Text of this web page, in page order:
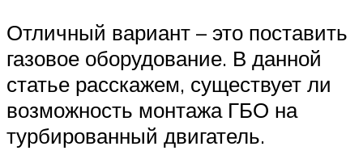
Отличный вариант – это поставить
газовое оборудование. В данной
статье расскажем, существует ли
возможность монтажа ГБО на
турбированный двигатель.